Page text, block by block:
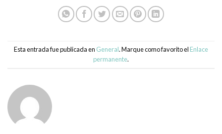
Esta entrada fue publicada en General. Marque como favorito el Enlace
permanente.